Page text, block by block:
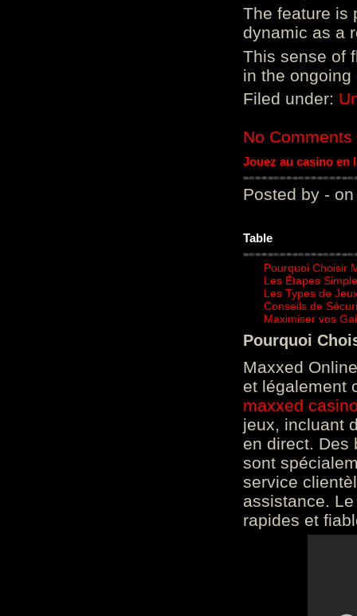
The feature is
dynamic as a
This sense of
in the ongoing
Filed under:
No Comments
Jouez au casino en
Posted by - on
Table
Pourquoi Choisir
Les Étapes
Les Types de
Conseils de
Maximiser vos
Pourquoi
Maxxed
et légalement
maxxed
jeux, incluant
en direct. Des
sont
service
assistance.
rapides et